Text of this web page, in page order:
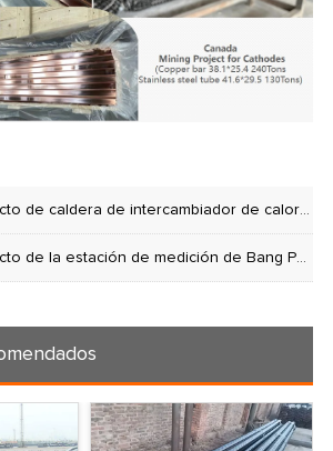
de caldera de intercambiador de calor de central eléctrica
de la estación de medición de Bang Pakong